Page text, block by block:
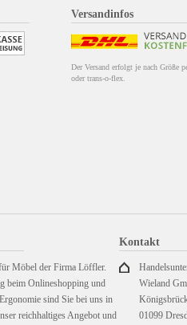
Versandinfos
Der Versand erfolgt je nach Größe
oder trans-o-flex.
Möbel der Firma Löffler.
beim Onlineshopping und
sind Sie bei uns in
reichhaltiges Angebot und
Kontakt
Wieland
01099